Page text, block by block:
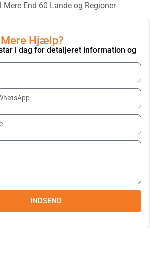
Mere End 60 Lande og Regioner
Mere Hjælp?
i dag for detaljeret information og
INDSEND